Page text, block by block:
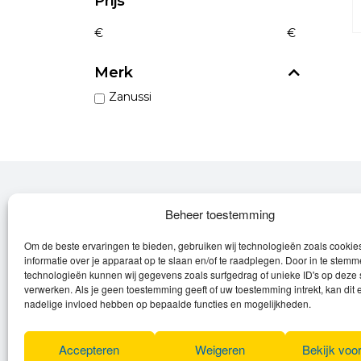
Beheer toestemming
Om de beste ervaringen te bieden, gebruiken wij technologieën zoals
informatie over je apparaat op te slaan en/of te raadplegen. Door in te
technologieën kunnen wij gegevens zoals surfgedrag of unieke ID's op deze
verwerken. Als je geen toestemming geeft of uw toestemming intrekt, kan dit
nadelige invloed hebben op bepaalde functies en mogelijkheden.
Accepteren Weigeren Bekijk
€ €
Merk
Zanussi
Over Leroy
Leroy verzorgt de verkoop, het onderhoud
en eventuele herstellingen van
(elektrische) fietsen en elektro toestellen.
Algemene voorwaarden
Cookies